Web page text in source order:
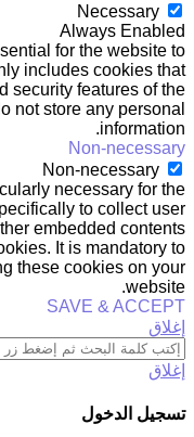
Necessary
Always Enabled
for the website to
includes cookies that
security features of the
not store any personal
information.
Non-necessary
Non-necessary
necessary for the
to collect user
embedded contents
It is mandatory to
these cookies on your
website.
SAVE & ACCEPT
إغلاق
إغلاق
تسجيل الدخول